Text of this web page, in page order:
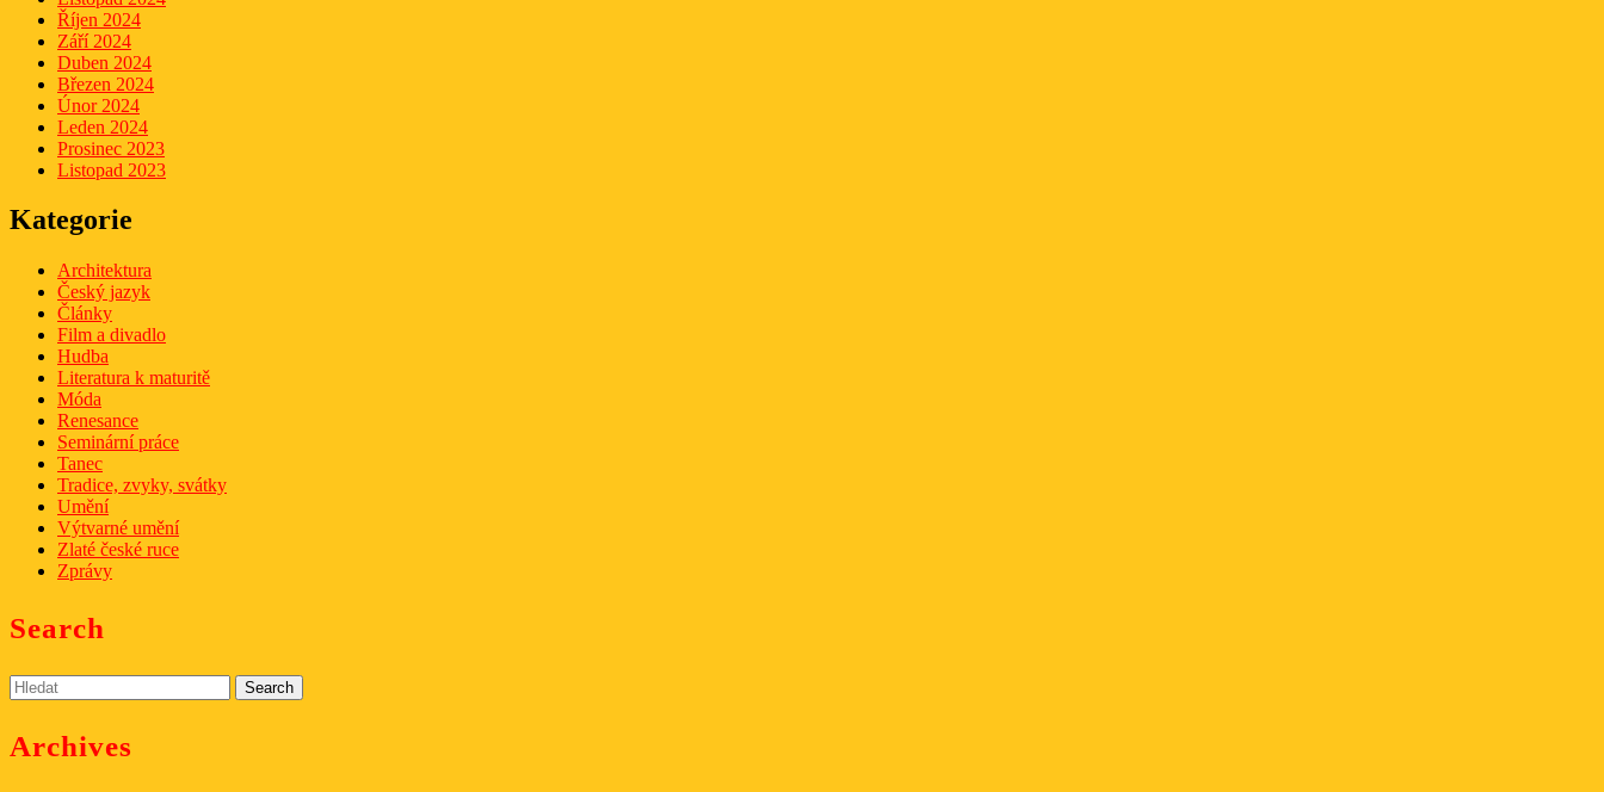
Říjen 2024
Září 2024
Duben 2024
Březen 2024
Únor 2024
Leden 2024
Prosinec 2023
Listopad 2023
Kategorie
Architektura
Český jazyk
Články
Film a divadlo
Hudba
Literatura k maturitě
Móda
Renesance
Seminární práce
Tanec
Tradice, zvyky, svátky
Umění
Výtvarné umění
Zlaté české ruce
Zprávy
Search
Search
for:
Archives